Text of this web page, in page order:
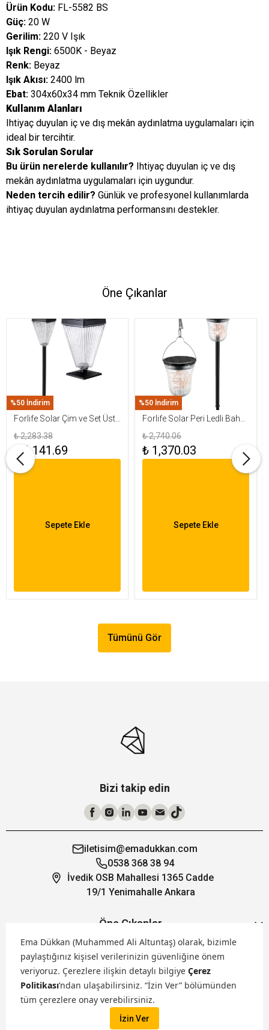
Ema Dükkan (Muhammed Ali Altuntaş) olarak, bizimle
paylaştığınız kişisel verilerinizin güvenliğine önem
veriyoruz. Çerezlere ilişkin detaylı bilgiye Çerez
Politikası’ndan ulaşabilirsiniz. “İzin Ver” bölümünden
tüm çerezlere onay verebilirsiniz.
İzin Ver
Ürün Kodu: FL-5582 BS
Güç: 20 W
Gerilim: 220 V Işık
Işık Rengi: 6500K - Beyaz
Renk: Beyaz
Işık Akısı: 2400 lm
Ebat: 304x60x34 mm Teknik Özellikler
Kullanım Alanları
Ihtiyaç duyulan iç ve dış mekân aydınlatma uygulamaları için
ideal bir tercihtir.
Sık Sorulan Sorular
Bu ürün nerelerde kullanılır? Ihtiyaç duyulan iç ve dış
mekân aydınlatma uygulamaları için uygundur.
Neden tercih edilir? Günlük ve profesyonel kullanımlarda
ihtiyaç duyulan aydınlatma performansını destekler.
Öne Çıkanlar
%50 İndirim
Forlife Solar Çim ve Set Üstü
Armatür 15W FL-3283
₺ 2,283.38
₺ 1,141.69
Sepete Ekle
%50 İndirim
Forlife Solar Peri Ledli Bahçe
Aydınlatma Armatürü FL-
3284
₺ 2,740.06
₺ 1,370.03
Sepete Ekle
Tümünü Gör
Bizi takip edin
iletisim@emadukkan.com
0538 368 38 94
İvedik OSB Mahallesi 1365 Cadde
19/1 Yenimahalle Ankara
Öne Çıkanlar
Hakkımızda
Markalarımız